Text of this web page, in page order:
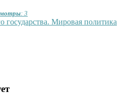
: 3
государства. Мировая политика